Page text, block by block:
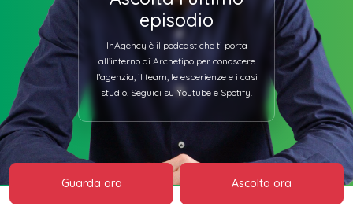
episodio
InAgency è il podcast che ti porta
all’interno di Archetipo per conoscere
l’agenzia, il team, le esperienze e i casi
studio. Seguici su Youtube e Spotify.
Guarda ora Ascolta ora